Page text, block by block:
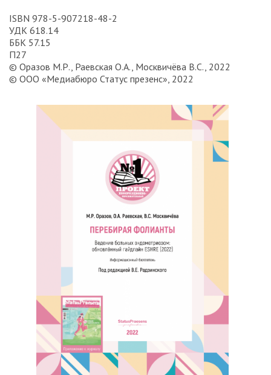
ISBN 978-5-907218-48-2
УДК 618.14
ББК 57.15
П27
© Оразов М.Р., Раевская О.А., Москвичёва В.С., 2022
© ООО «Медиабюро Статус презенс», 2022